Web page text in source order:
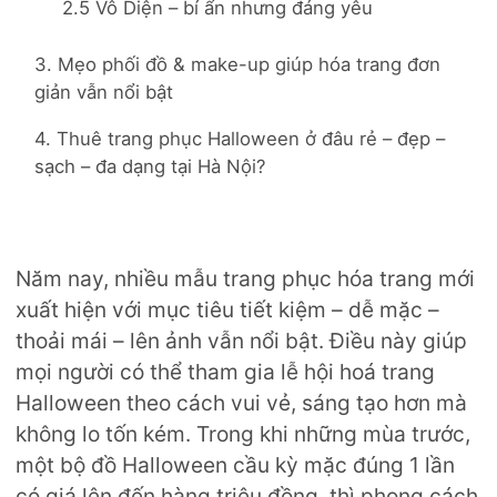
2.5 Vô Diện – bí ẩn nhưng đáng yêu
3. Mẹo phối đồ & make-up giúp hóa trang đơn
giản vẫn nổi bật
4. Thuê trang phục Halloween ở đâu rẻ – đẹp –
sạch – đa dạng tại Hà Nội?
Năm nay, nhiều mẫu trang phục hóa trang mới
xuất hiện với mục tiêu tiết kiệm – dễ mặc –
thoải mái – lên ảnh vẫn nổi bật. Điều này giúp
mọi người có thể tham gia lễ hội hoá trang
Halloween theo cách vui vẻ, sáng tạo hơn mà
không lo tốn kém. Trong khi những mùa trước,
một bộ đồ Halloween cầu kỳ mặc đúng 1 lần